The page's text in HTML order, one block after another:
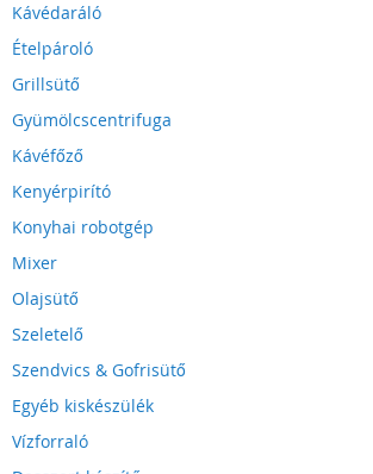
Kávédaráló
Ételpároló
Grillsütő
Gyümölcscentrifuga
Kávéfőző
Kenyérpirító
Konyhai robotgép
Mixer
Olajsütő
Szeletelő
Szendvics & Gofrisütő
Egyéb kiskészülék
Vízforraló